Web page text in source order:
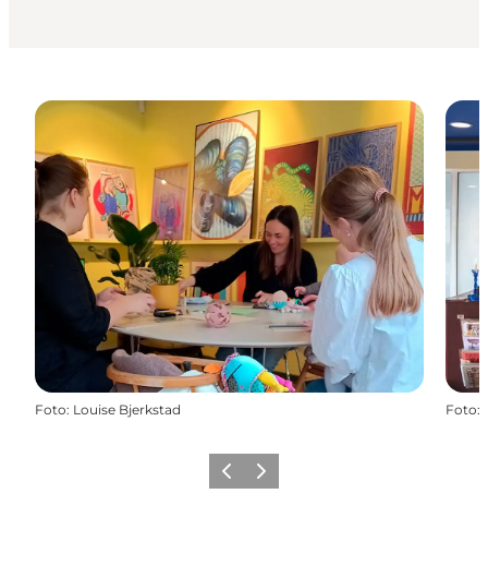
Foto: Louise Bjerkstad Foto:
ForrigeNæste